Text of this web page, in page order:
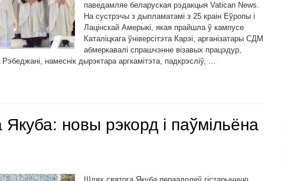
паведамляе беларуская рэдакцыя Vatican News.
На сустрэчы з дыпламатамі з 25 краін Еўропы і
Лацінскай Амерыкі, якая прайшла ў кампусе
Каталіцкага ўніверсітэта Карэі, арганізатары СДМ
абмеркавалі спрашчэнне візавых працэдур,
намеснік дырэктара аргкамітэта, падкрэсліў, ...
новы рэкорд і паўмільёна